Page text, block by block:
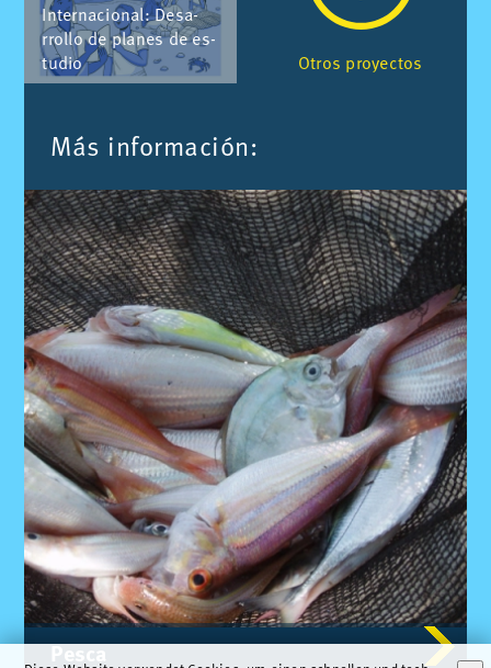
In­ter­na­cio­nal: Desa­
rro­llo de pla­nes de es­
tu­dio
Otros pro­yec­tos
Más in­for­ma­ción:
Pes­ca